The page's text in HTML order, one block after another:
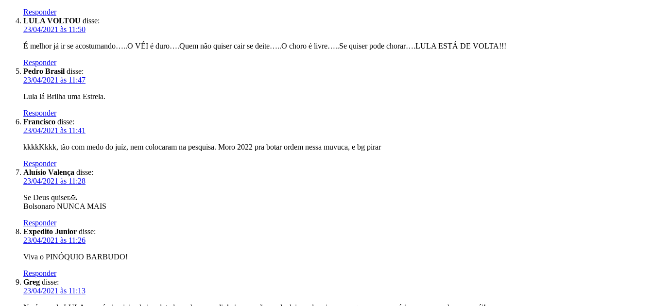
Responder
LULA VOLTOU disse:
23/04/2021 às 11:50
É melhor já ir se acostumando…..O VÉI é duro….Quem não quiser cair se deite…..O choro é livre…..Se quiser pode chorar….LULA ESTÁ DE VOLTA!!!
Responder
Pedro Brasil disse:
23/04/2021 às 11:47
Lula lá Brilha uma Estrela.
Responder
Francisco disse:
23/04/2021 às 11:41
kkkkKkkk, tão com medo do juíz, nem colocaram na pesquisa. Moro 2022 pra botar ordem nessa muvuca, e bg pirar
Responder
Aluísio Valença disse:
23/04/2021 às 11:28
Se Deus quiser🙏
Bolsonaro NUNCA MAIS
Responder
Expedito Junior disse:
23/04/2021 às 11:26
Viva o PINÓQUIO BARBUDO!
Responder
Greg disse:
23/04/2021 às 11:13